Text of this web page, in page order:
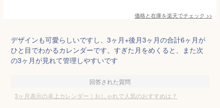
価格と在庫を楽天でチェック >>
デザインも可愛らしいですし、3ヶ月+後月3ヶ月の合計6ヶ月が
ひと目でわかるカレンダーです。すぎた月をめくると、また次
の3ヶ月が見れて管理しやすいです
回答された質問
3ヶ月表示の卓上カレンダー｜おしゃれで人気のおすすめは？